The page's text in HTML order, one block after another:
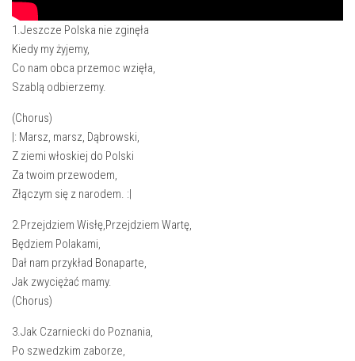
1.Jeszcze Polska nie zginęła
Kiedy my żyjemy,
Co nam obca przemoc wzięła,
Szablą odbierzemy.
(Chorus)
|: Marsz, marsz, Dąbrowski,
Z ziemi włoskiej do Polski
Za twoim przewodem,
Złączym się z narodem. :|
2.Przejdziem Wisłę,Przejdziem Wartę,
Będziem Polakami,
Dał nam przykład Bonaparte,
Jak zwyciężać mamy.
(Chorus)
3.Jak Czarniecki do Poznania,
Po szwedzkim zaborze,